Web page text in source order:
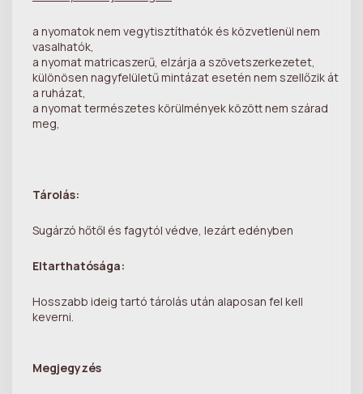
a nyomatok nem vegytisztíthatók és közvetlenül nem
vasalhatók,
a nyomat matricaszerű, elzárja a szövetszerkezetet,
különösen nagyfelületű mintázat esetén nem szellőzik át
a ruházat,
a nyomat természetes körülmények között nem szárad
meg,
Tárolás:
Sugárzó hőtől és fagytól védve, lezárt edényben
Eltarthatósága:
Hosszabb ideig tartó tárolás után alaposan fel kell
keverni.
Megjegyzés